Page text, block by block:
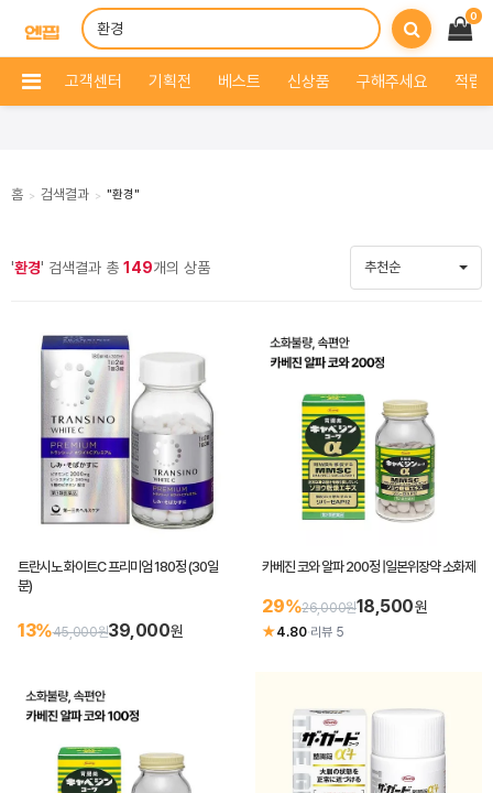
0
고객센터 기획전 베스트 신상품 구해주세요 적립
홈 > 검색결과 > "환경"
'환경' 검색결과 총 149개의 상품 추천순
트란시노 화이트C 프리미엄 180정 (30일
분)
13%45,000원39,000원
카베진 코와 알파 200정 |일본위장약 소화제
29%26,000원18,500원
★4.80·리뷰 5